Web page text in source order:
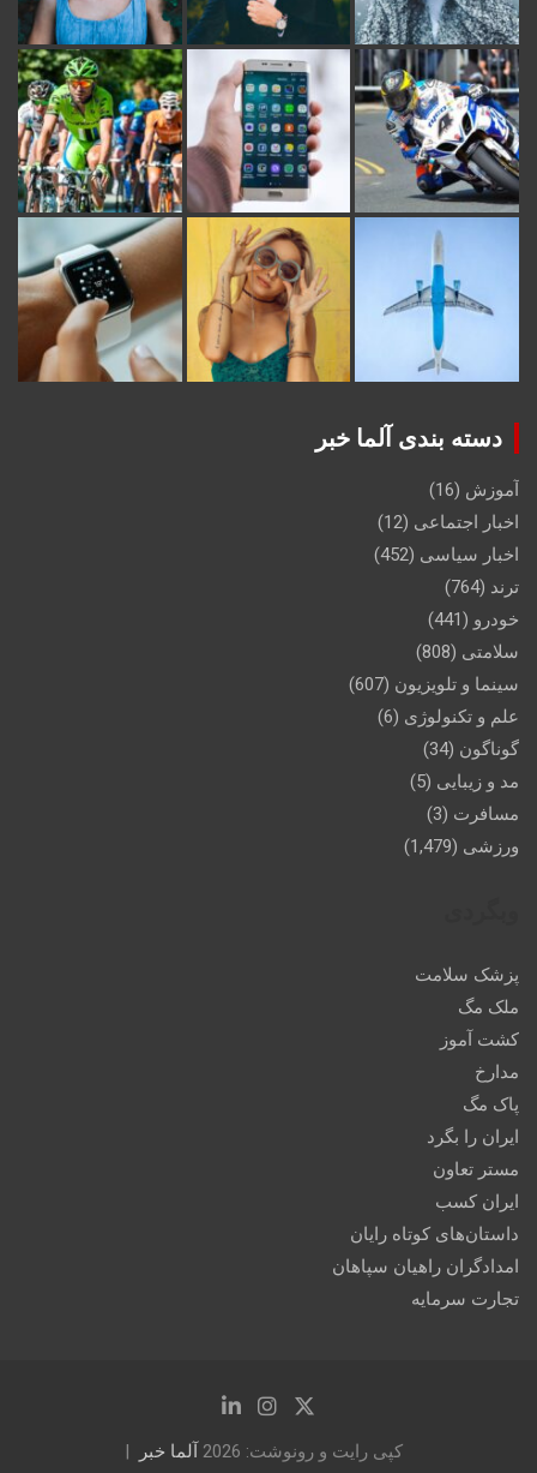
دسته بندی آلما خبر
آموزش (16)
اخبار اجتماعی (12)
اخبار سیاسی (452)
ترند (764)
خودرو (441)
سلامتی (808)
سینما و تلویزیون (607)
علم و تکنولوژی (6)
گوناگون (34)
مد و زیبایی (5)
مسافرت (3)
ورزشی (1,479)
پزشک سلامت
ملک مگ
کشت آموز
مدارخ
پاک مگ
ایران را بگرد
مستر تعاون
ایران کسب
داستان‌های کوتاه رایان
امدادگران راهیان سپاهان
تجارت سرمایه
کپی رایت و رونوشت: 2026
آلما خبر